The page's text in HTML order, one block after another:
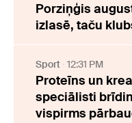
Porziņģis
izlasē, taču
Sport 12:31 PM
Proteīns un
speciālisti
vispirms